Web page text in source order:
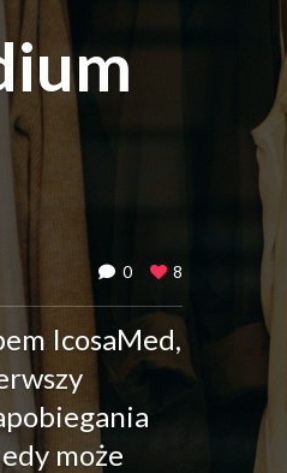
0 8
IcosaMed,
może